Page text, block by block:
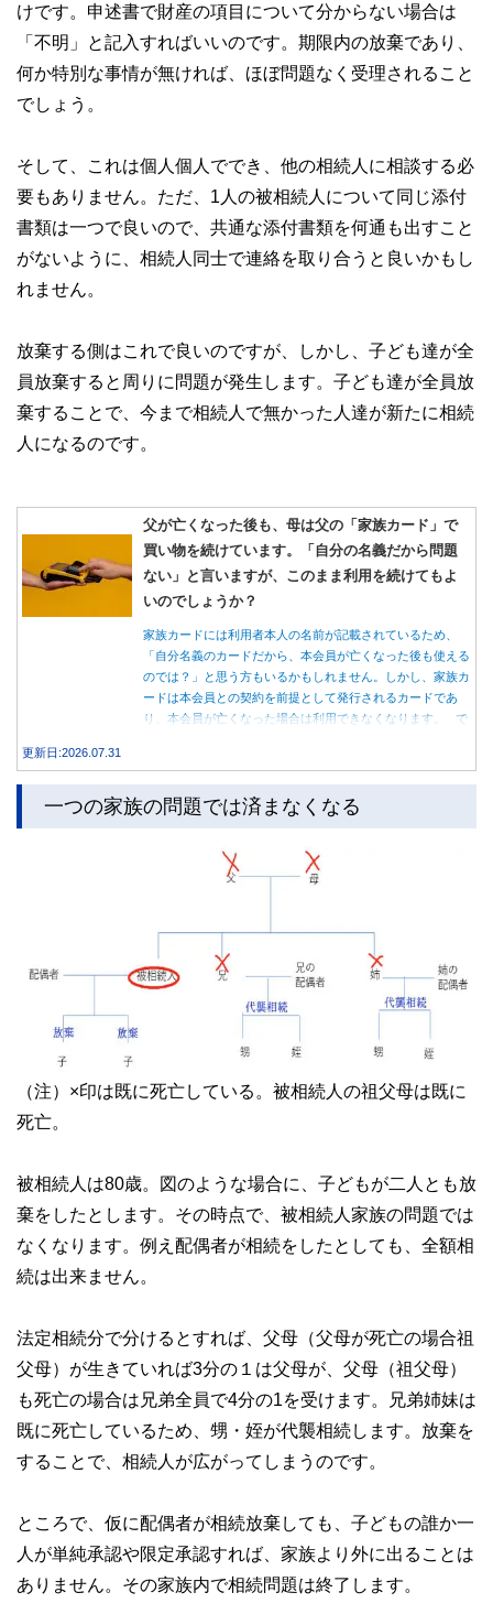
けです。申述書で財産の項目について分からない場合は
「不明」と記入すればいいのです。期限内の放棄であり、
何か特別な事情が無ければ、ほぼ問題なく受理されること
でしょう。
そして、これは個人個人ででき、他の相続人に相談する必
要もありません。ただ、1人の被相続人について同じ添付
書類は一つで良いので、共通な添付書類を何通も出すこと
がないように、相続人同士で連絡を取り合うと良いかもし
れません。
放棄する側はこれで良いのですが、しかし、子ども達が全
員放棄すると周りに問題が発生します。子ども達が全員放
棄することで、今まで相続人で無かった人達が新たに相続
人になるのです。
父が亡くなった後も、母は父の「家族カード」で
買い物を続けています。「自分の名義だから問題
ない」と言いますが、このまま利用を続けてもよ
いのでしょうか？
家族カードには利用者本人の名前が記載されているため、
「自分名義のカードだから、本会員が亡くなった後も使える
のでは？」と思う方もいるかもしれません。しかし、家族カ
ードは本会員との契約を前提として発行されるカードであ
り、本会員が亡くなった場合は利用できなくなります。 で
族が行うべき手続きについて分かりやすく解説します。
更新日:2026.07.31
一つの家族の問題では済まなくなる
（注）×印は既に死亡している。被相続人の祖父母は既に
死亡。
被相続人は80歳。図のような場合に、子どもが二人とも放
棄をしたとします。その時点で、被相続人家族の問題では
なくなります。例え配偶者が相続をしたとしても、全額相
続は出来ません。
法定相続分で分けるとすれば、父母（父母が死亡の場合祖
父母）が生きていれば3分の１は父母が、父母（祖父母）
も死亡の場合は兄弟全員で4分の1を受けます。兄弟姉妹は
既に死亡しているため、甥・姪が代襲相続します。放棄を
することで、相続人が広がってしまうのです。
ところで、仮に配偶者が相続放棄しても、子どもの誰か一
人が単純承認や限定承認すれば、家族より外に出ることは
ありません。その家族内で相続問題は終了します。